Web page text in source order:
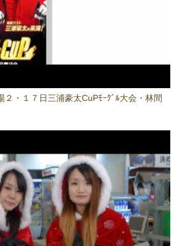
２・１７日三浦豪太CuPﾓｰｸﾞﾙ大会・林間